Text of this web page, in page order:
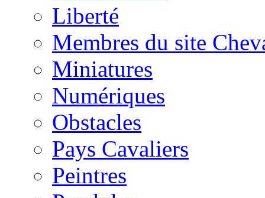
Liberté
Membres du site
Miniatures
Numériques
Obstacles
Pays Cavaliers
Peintres